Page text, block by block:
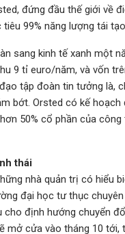
đứng đầu thế giới về
99% năng lượng tái
sang kinh tế xanh một
9 tỉ euro/năm, và vốn
tập đoàn tin tưởng là,
bớt. Orsted có kế
50% cổ phần của
thái
nhà quản trị có hiểu
đại học tư thục
định hướng chuyển
mở cửa vào tháng 10